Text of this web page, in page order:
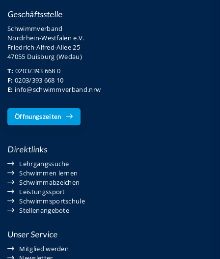
Geschäftsstelle
Schwimmverband
Nordrhein-Westfalen e.V.
Friedrich-Alfred-Allee 25
47055 Duisburg (Wedau)
T: 0203/393 668 0
F: 0203/393 668 10
E: info@schwimmverband.nrw
Öffnungszeiten
Direktlinks
Lehrgangssuche
Schwimmen lernen
Schwimmabzeichen
Leistungssport
Schwimmsportschule
Stellenangebote
Unser Service
Mitglied werden